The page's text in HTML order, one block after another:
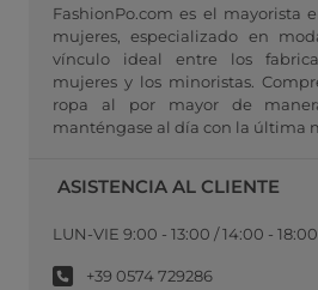
FashionPo.com es el mayorista
mujeres, especializado en
vínculo ideal entre los
mujeres y los minoristas.
ropa al por mayor de
manténgase al día con la última
ASISTENCIA AL CLIENTE
LUN-VIE 9:00 - 13:00 / 14:00 - 18:00
+39 0574 729286